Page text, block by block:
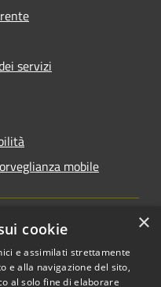
servizi
mobile
Copyright © 2026 • Comune di
Taranto • Powered by
×
cookie
e assimilati strettamente
e alla navigazione del sito,
al solo fine di elaborare